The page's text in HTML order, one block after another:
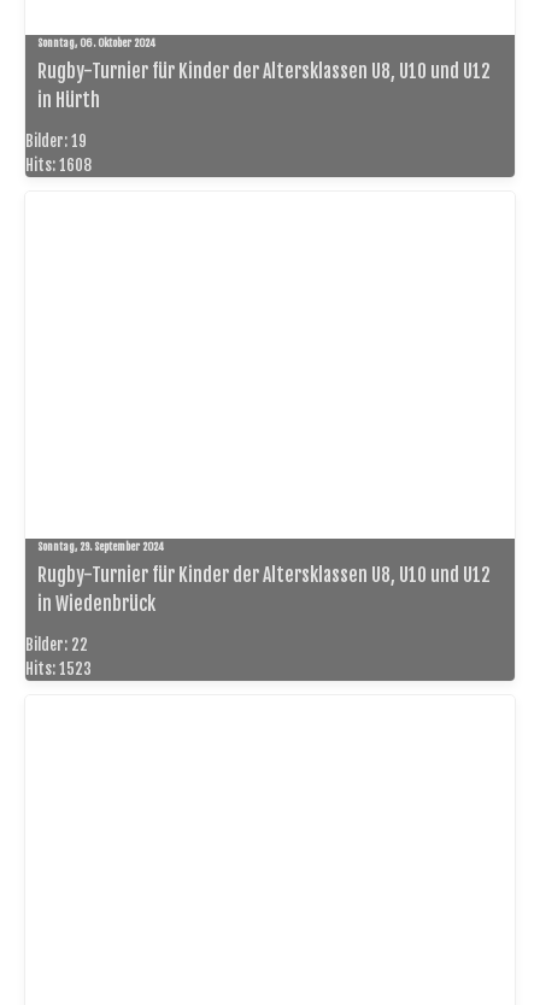
Sonntag, 06. Oktober 2024
Rugby-Turnier für Kinder der Altersklassen U8, U10 und U12
in Hürth
Bilder: 19
Hits: 1608
Sonntag, 29. September 2024
Rugby-Turnier für Kinder der Altersklassen U8, U10 und U12
in Wiedenbrück
Bilder: 22
Hits: 1523